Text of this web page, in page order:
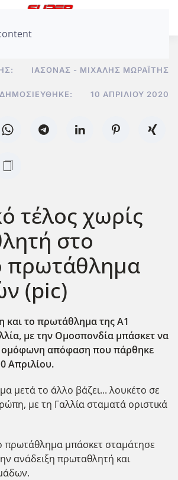
ΙΆΣΟΝΑΣ - ΜΙΧΆΛΗΣ ΜΩΡΑΪ́ΤΗΣ
ΔΗΜΟΣΙΕΎΘΗΚΕ: 10 ΑΠΡΙΛΊΟΥ 2020
τέλος χωρίς
στο
πρωτάθλημα
(pic)
και το πρωτάθλημα της Α1
με την Ομοσπονδία μπάσκετ να
ομόφωνη απόφαση που πάρθηκε
Απριλίου.
μετά το άλλο βάζει... λουκέτο σε
με τη Γαλλία σταματά οριστικά
πρωτάθλημα μπάσκετ σταμάτησε
ανάδειξη πρωταθλητή και